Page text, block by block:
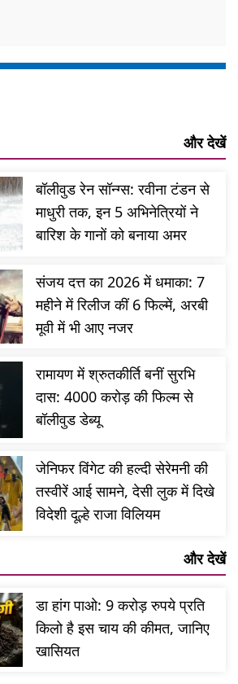
और देखें
बॉलीवुड रेन सॉन्ग्स: रवीना टंडन से
माधुरी तक, इन 5 अभिनेत्रियों ने
बारिश के गानों को बनाया अमर
संजय दत्त का 2026 में धमाका: 7
महीने में रिलीज कीं 6 फिल्में, अरबी
मूवी में भी आए नजर
रामायण में श्रुतकीर्ति बनीं सुरभि
दास: 4000 करोड़ की फिल्म से
बॉलीवुड डेब्यू
जेनिफर विंगेट की हल्दी सेरेमनी की
तस्वीरें आई सामने, देसी लुक में दिखे
विदेशी दूल्हे राजा विलियम
और देखें
डा हांग पाओ: 9 करोड़ रुपये प्रति
किलो है इस चाय की कीमत, जानिए
खासियत